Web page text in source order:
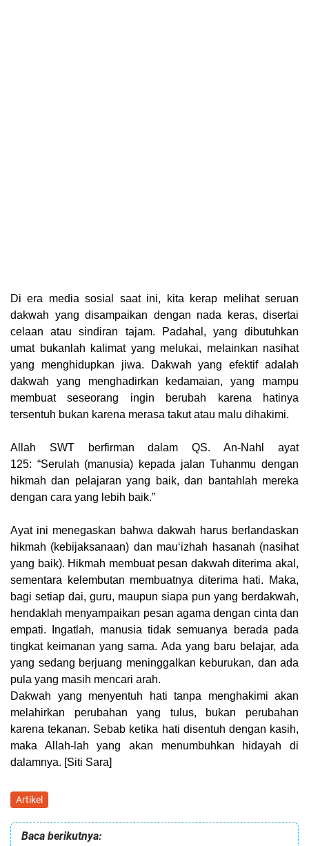
Di era media sosial saat ini, kita kerap melihat seruan
dakwah yang disampaikan dengan nada keras, disertai
celaan atau sindiran tajam. Padahal, yang dibutuhkan
umat bukanlah kalimat yang melukai, melainkan nasihat
yang menghidupkan jiwa. Dakwah yang efektif adalah
dakwah yang menghadirkan kedamaian, yang mampu
membuat seseorang ingin berubah karena hatinya
tersentuh bukan karena merasa takut atau malu dihakimi.
Allah SWT berfirman dalam QS. An-Nahl ayat
125: “Serulah (manusia) kepada jalan Tuhanmu dengan
hikmah dan pelajaran yang baik, dan bantahlah mereka
dengan cara yang lebih baik.”
Ayat ini menegaskan bahwa dakwah harus berlandaskan
hikmah (kebijaksanaan) dan mau‘izhah hasanah (nasihat
yang baik). Hikmah membuat pesan dakwah diterima akal,
sementara kelembutan membuatnya diterima hati. Maka,
bagi setiap dai, guru, maupun siapa pun yang berdakwah,
hendaklah menyampaikan pesan agama dengan cinta dan
empati. Ingatlah, manusia tidak semuanya berada pada
tingkat keimanan yang sama. Ada yang baru belajar, ada
yang sedang berjuang meninggalkan keburukan, dan ada
pula yang masih mencari arah.
Dakwah yang menyentuh hati tanpa menghakimi akan
melahirkan perubahan yang tulus, bukan perubahan
karena tekanan. Sebab ketika hati disentuh dengan kasih,
maka Allah-lah yang akan menumbuhkan hidayah di
dalamnya. [Siti Sara]
Artikel
Baca berikutnya: